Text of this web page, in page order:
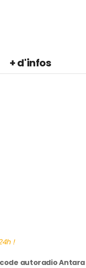
+ d'infos
!
autoradio Antara